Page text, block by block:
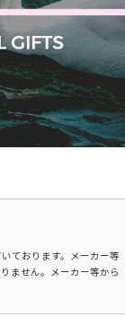
ております。メーカー等
ません。メーカー等から